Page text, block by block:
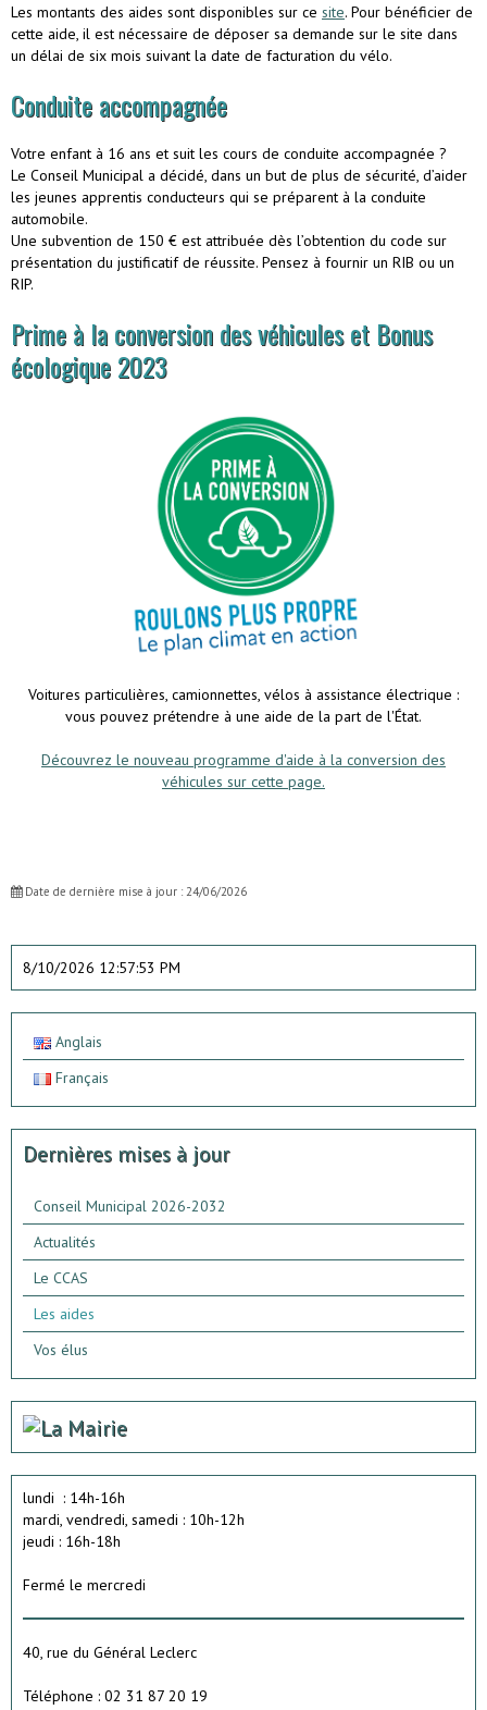
Les montants des aides sont disponibles sur ce site. Pour bénéficier de
cette aide, il est nécessaire de déposer sa demande sur le site dans
un délai de six mois suivant la date de facturation du vélo.
Conduite accompagnée
Votre enfant à 16 ans et suit les cours de conduite accompagnée ?
Le Conseil Municipal a décidé, dans un but de plus de sécurité, d’aider
les jeunes apprentis conducteurs qui se préparent à la conduite
automobile.
Une subvention de 150 € est attribuée dès l’obtention du code sur
présentation du justificatif de réussite. Pensez à fournir un RIB ou un
RIP.
Prime à la conversion des véhicules et Bonus
écologique 2023
Voitures particulières, camionnettes, vélos à assistance électrique :
vous pouvez prétendre à une aide de la part de l'État.
Découvrez le nouveau programme d'aide à la conversion des
véhicules sur cette page.
Date de dernière mise à jour : 24/06/2026
8/10/2026 12:57:53 PM
Anglais
Français
Dernières mises à jour
Conseil Municipal 2026-2032
Actualités
Le CCAS
Les aides
Vos élus
lundi : 14h-16h
mardi, vendredi, samedi : 10h-12h
jeudi : 16h-18h
Fermé le mercredi
40, rue du Général Leclerc
Téléphone : 02 31 87 20 19